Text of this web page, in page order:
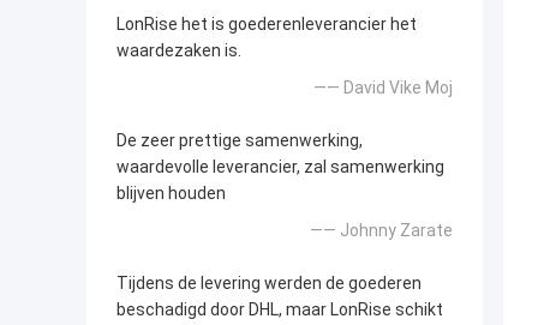
LonRise het is goederenleverancier het
waardezaken is.
—— David Vike Moj
De zeer prettige samenwerking,
waardevolle leverancier, zal samenwerking
blijven houden
—— Johnny Zarate
Tijdens de levering werden de goederen
beschadigd door DHL, maar LonRise schikt